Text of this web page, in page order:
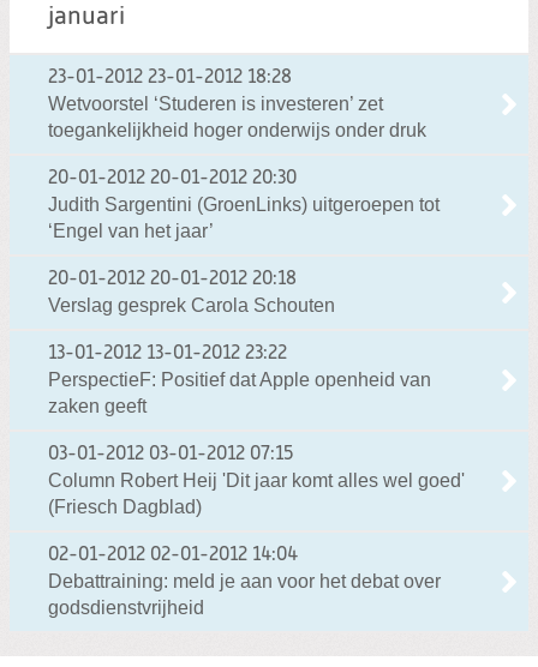
januari
23-01-2012 23-01-2012 18:28
Wetvoorstel ‘Studeren is investeren’ zet
toegankelijkheid hoger onderwijs onder druk
20-01-2012 20-01-2012 20:30
Judith Sargentini (GroenLinks) uitgeroepen tot
‘Engel van het jaar’
20-01-2012 20-01-2012 20:18
Verslag gesprek Carola Schouten
13-01-2012 13-01-2012 23:22
PerspectieF: Positief dat Apple openheid van
zaken geeft
03-01-2012 03-01-2012 07:15
Column Robert Heij 'Dit jaar komt alles wel goed'
(Friesch Dagblad)
02-01-2012 02-01-2012 14:04
Debattraining: meld je aan voor het debat over
godsdienstvrijheid